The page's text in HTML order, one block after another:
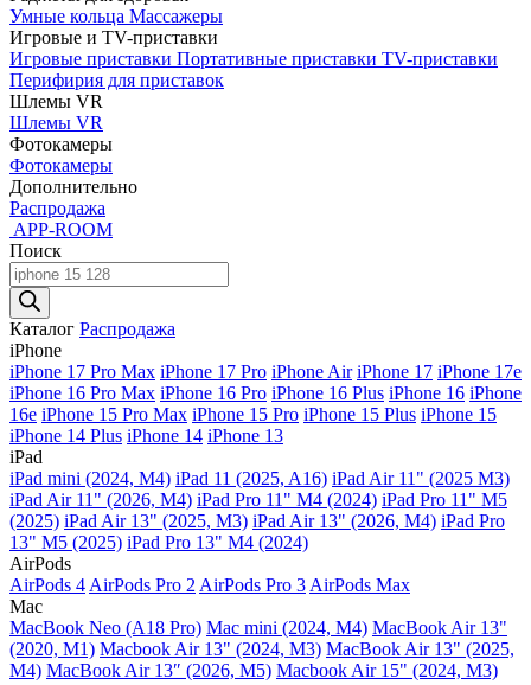
Умные кольца Массажеры
Игровые и TV-приставки
Игровые приставки Портативные приставки TV-приставки
Перифирия для приставок
Шлемы VR
Шлемы VR
Фотокамеры
Фотокамеры
Дополнительно
Распродажа
APP-ROOM
Поиск
Поиск
товаров
Каталог Распродажа
iPhone
iPhone 17 Pro Max iPhone 17 Pro iPhone Air iPhone 17 iPhone 17e
iPhone 16 Pro Max iPhone 16 Pro iPhone 16 Plus iPhone 16 iPhone
16e iPhone 15 Pro Max iPhone 15 Pro iPhone 15 Plus iPhone 15
iPhone 14 Plus iPhone 14 iPhone 13
iPad
iPad mini (2024, M4) iPad 11 (2025, A16) iPad Air 11" (2025 M3)
iPad Air 11" (2026, M4) iPad Pro 11" M4 (2024) iPad Pro 11" M5
(2025) iPad Air 13" (2025, M3) iPad Air 13" (2026, M4) iPad Pro
13" M5 (2025) iPad Pro 13" M4 (2024)
AirPods
AirPods 4 AirPods Pro 2 AirPods Pro 3 AirPods Max
Mac
MacBook Neo (A18 Pro) Mac mini (2024, M4) MacBook Air 13"
(2020, M1) Macbook Air 13" (2024, M3) MacBook Air 13" (2025,
M4) MacBook Air 13″ (2026, M5) Macbook Air 15" (2024, M3)